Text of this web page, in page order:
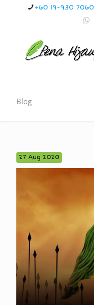
+60 19-930 7060
Blog
27 Aug 2020